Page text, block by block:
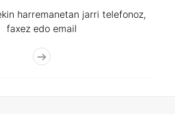
harremanetan jarri telefonoz,
faxez edo email